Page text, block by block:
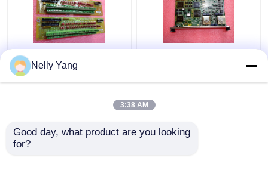
DS200SIOBH1A जनरल
इलेक्ट्रिक पीएलसी जीई आईओ
Nelly Yang
3:38 AM
Good day, what product are you looking
for?